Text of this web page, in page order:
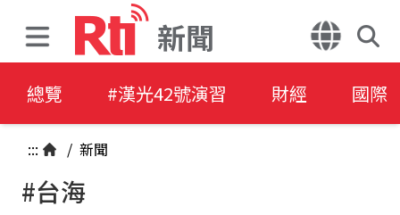
新聞
總覽 #漢光42號演習 財經 國際
::: / 新聞
#台海